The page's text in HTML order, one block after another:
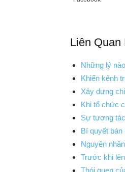
Liên Quan
Những lý
Khiến kênh
Xây dựng
Khi tổ chức
Sự tương
Bí quyết bán
Nguyên
Trước khi
Thói quen